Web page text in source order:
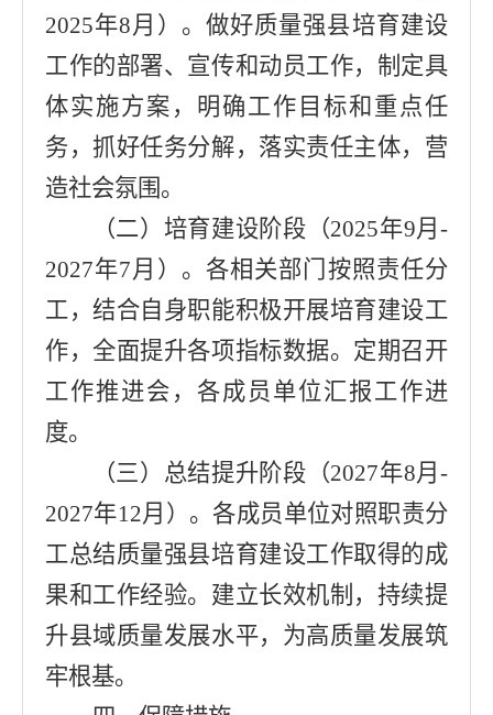
2025年8月）。 做好质量强县培育建设
工作的部署、宣传和动员工作，制定具
体实施方案，明确工作目标和重点任
务，抓好任务分解，落实责任主体，营
造社会氛围。
（二）培育建设阶段（2025年9月-
2027年7月）。 各相关部门 按照责任分
工，结合自身职能积极开展培育建设工
作，全面提升各项指标数据。 定期召开
工作推进会，各成员单位汇报工作进
度。
（三）总结提升阶段（2027年8月-
2027年12月）。各成员单位对照职责分
工总结质量强县培育建设工作取得的成
果和工作经验。 建立长效机制，持续提
升县域质量发展水平，为高质量发展筑
牢根基。